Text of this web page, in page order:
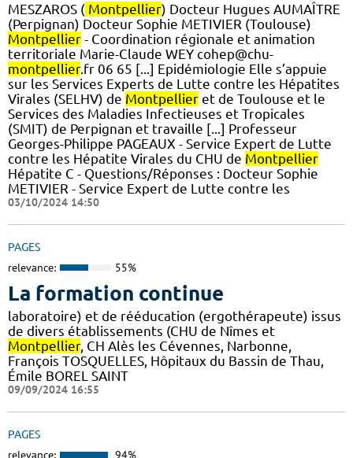
MESZAROS ( Montpellier) Docteur Hugues AUMAÎTRE
(Perpignan) Docteur Sophie METIVIER (Toulouse)
Montpellier - Coordination régionale et animation
territoriale Marie-Claude WEY cohep@chu-
montpellier.fr 06 65 [...] Epidémiologie Elle s’appuie
sur les Services Experts de Lutte contre les Hépatites
Virales (SELHV) de Montpellier et de Toulouse et le
Services des Maladies Infectieuses et Tropicales
(SMIT) de Perpignan et travaille [...] Professeur
Georges-Philippe PAGEAUX - Service Expert de Lutte
contre les Hépatite Virales du CHU de Montpellier
Hépatite C - Questions/Réponses : Docteur Sophie
METIVIER - Service Expert de Lutte contre les
03/10/2024 14:50
PAGES
relevance: 55%
La formation continue
laboratoire) et de rééducation (ergothérapeute) issus
de divers établissements (CHU de Nîmes et
Montpellier, CH Alès les Cévennes, Narbonne,
François TOSQUELLES, Hôpitaux du Bassin de Thau,
Émile BOREL SAINT
09/09/2024 16:55
PAGES
relevance: 94%